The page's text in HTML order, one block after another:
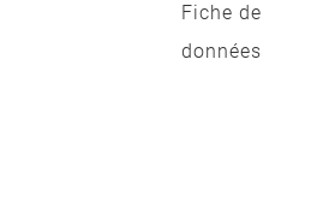
Fiche de
données